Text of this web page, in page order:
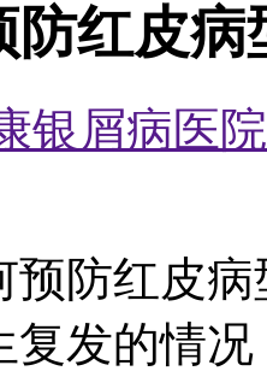
防红皮
银屑病医院
红皮病
复发的情